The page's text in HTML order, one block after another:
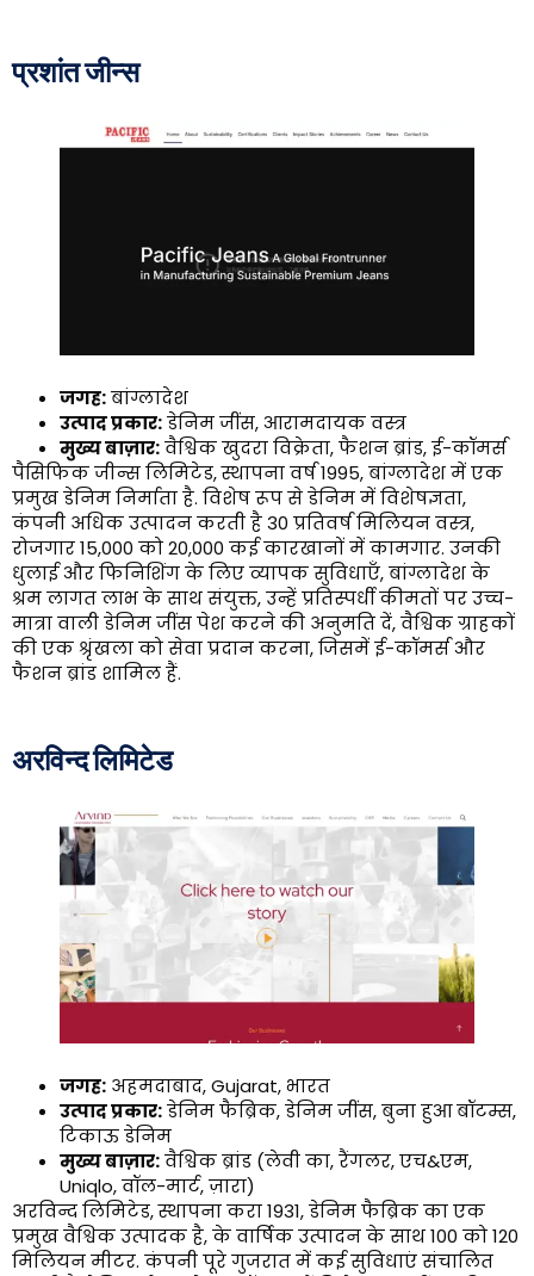
प्रशांत जीन्स
जगह:बांग्लादेश
उत्पाद प्रकार:डेनिम जींस, आरामदायक वस्त्र
मुख्य बाज़ार:वैश्विक खुदरा विक्रेता, फैशन ब्रांड, ई-कॉमर्स
पैसिफिक जीन्स लिमिटेड, स्थापना वर्ष 1995, बांग्लादेश में एक
प्रमुख डेनिम निर्माता है. विशेष रूप से डेनिम में विशेषज्ञता,
कंपनी अधिक उत्पादन करती है 30 प्रतिवर्ष मिलियन वस्त्र,
रोजगार 15,000 को 20,000 कई कारखानों में कामगार. उनकी
धुलाई और फिनिशिंग के लिए व्यापक सुविधाएँ, बांग्लादेश के
श्रम लागत लाभ के साथ संयुक्त, उन्हें प्रतिस्पर्धी कीमतों पर उच्च-
मात्रा वाली डेनिम जींस पेश करने की अनुमति दें, वैश्विक ग्राहकों
की एक श्रृंखला को सेवा प्रदान करना, जिसमें ई-कॉमर्स और
फैशन ब्रांड शामिल हैं.
अरविन्द लिमिटेड
जगह: अहमदाबाद, Gujarat, भारत
उत्पाद प्रकार:डेनिम फैब्रिक, डेनिम जींस, बुना हुआ बॉटम्स,
टिकाऊ डेनिम
मुख्य बाज़ार:वैश्विक ब्रांड (लेवी का, रैंगलर, एच&एम,
Uniqlo, वॉल-मार्ट, ज़ारा)
अरविन्द लिमिटेड, स्थापना करा 1931, डेनिम फैब्रिक का एक
प्रमुख वैश्विक उत्पादक है, के वार्षिक उत्पादन के साथ 100 को 120
मिलियन मीटर. कंपनी पूरे गुजरात में कई सुविधाएं संचालित